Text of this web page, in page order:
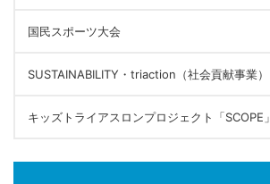
国民スポーツ大会
SUSTAINABILITY・triaction（社会貢献事業）
キッズトライアスロンプロジェクト「SCOPE」